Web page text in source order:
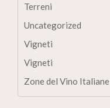
Terreni
Uncategorized
Vigneti
Vigneti
Zone del Vino Italiane